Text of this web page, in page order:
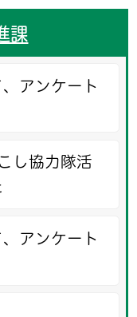
課
アンケート
し協力隊活
アンケート